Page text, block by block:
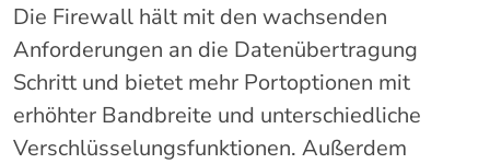
Die Firewall hält mit den wachsenden
Anforderungen an die Datenübertragung
Schritt und bietet mehr Portoptionen mit
erhöhter Bandbreite und unterschiedliche
Verschlüsselungsfunktionen. Außerdem